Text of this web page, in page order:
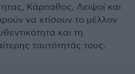
Κάρπαθος, Λειψοί και
να χτίσουν το μέλλον
και τη
ταυτότητάς τους.